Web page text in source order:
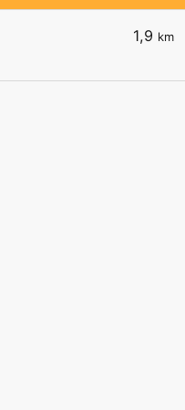
1,9 km